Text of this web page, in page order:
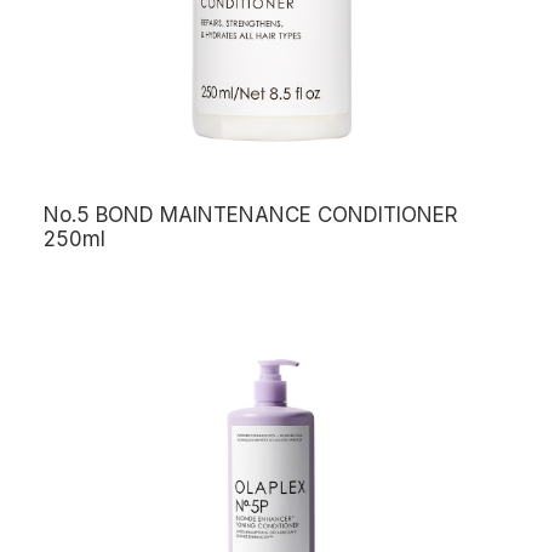
No.5 BOND MAINTENANCE CONDITIONER
250ml